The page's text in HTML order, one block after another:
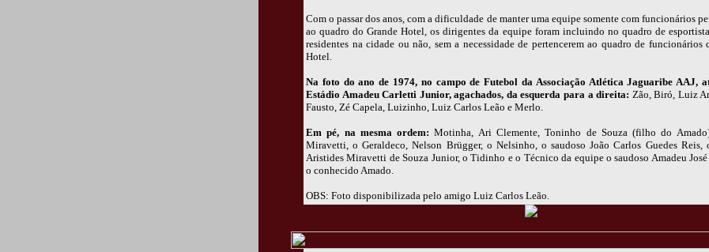
Com o passar dos anos, com a dificuldade de manter uma equipe somente com funcionários
ao quadro do Grande Hotel, os dirigentes da equipe foram incluindo no quadro de
residentes na cidade ou não, sem a necessidade de pertencerem ao quadro de funcionários
Hotel.
Na foto do ano de 1974, no campo de Futebol da Associação Atlética Jaguaribe AAJ,
Estádio Amadeu Carletti Junior, agachados, da esquerda para a direita: Zão, Biró, Luiz
Fausto, Zé Capela, Luizinho, Luiz Carlos Leão e Merlo.
Em pé, na mesma ordem: Motinha, Ari Clemente, Toninho de Souza (filho do
Miravetti, o Geraldeco, Nelson Brügger, o Nelsinho, o saudoso João Carlos Guedes Reis,
Aristides Miravetti de Souza Junior, o Tidinho e o Técnico da equipe o saudoso Amadeu José
o conhecido Amado.
OBS: Foto disponibilizada pelo amigo Luiz Carlos Leão.